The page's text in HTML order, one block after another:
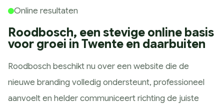
Online resultaten
Roodbosch, een stevige online basis
voor groei in Twente en daarbuiten
Roodbosch beschikt nu over een website die de
nieuwe branding volledig ondersteunt, professioneel
aanvoelt en helder communiceert richting de juiste